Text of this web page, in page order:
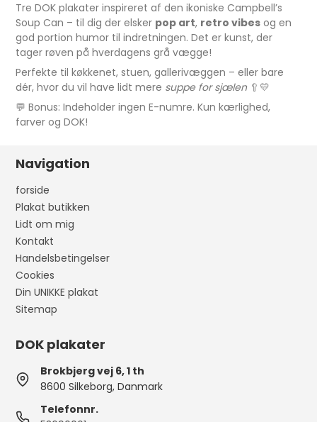
Tre DOK plakater inspireret af den ikoniske Campbell’s
Soup Can – til dig der elsker pop art, retro vibes og en
god portion humor til indretningen. Det er kunst, der
tager røven på hverdagens grå vægge!
Perfekte til køkkenet, stuen, gallerivæggen – eller bare
dér, hvor du vil have lidt mere suppe for sjælen🥄💛
💬 Bonus: Indeholder ingen E-numre. Kun kærlighed,
farver og DOK!
Navigation
forside
Plakat butikken
Lidt om mig
Kontakt
Handelsbetingelser
Cookies
Din UNIKKE plakat
Sitemap
DOK plakater
Brokbjerg vej 6, 1 th
8600 Silkeborg, Danmark
Telefonnr.